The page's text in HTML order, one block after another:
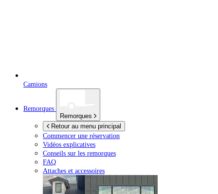
Camions
Remorques
Remorques
Retour au menu principal
Commencer une réservation
Vidéos explicatives
Conseils sur les remorques
FAQ
Attaches et accessoires